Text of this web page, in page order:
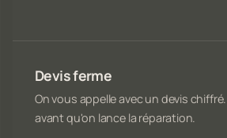
Devis ferme
On vous appelle avec un devis
avant qu'on lance la réparation.